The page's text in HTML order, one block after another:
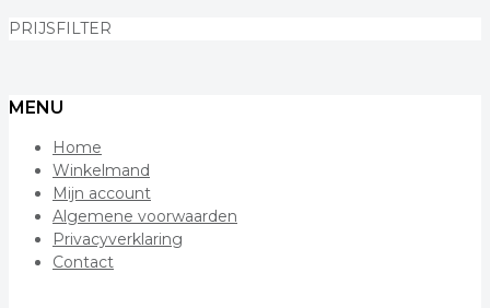
PRIJSFILTER
MENU
Home
Winkelmand
Mijn account
Algemene voorwaarden
Privacyverklaring
Contact